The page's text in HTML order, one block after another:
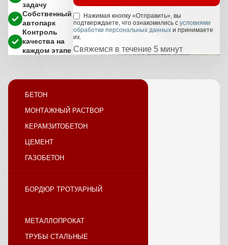
задачу
Собственный
автопарк
Контроль
качества на
каждом этапе
Нажимая кнопку «Отправить», вы
подтверждаете, что ознакомились сусловиями
обработки персональных данных и принимаете
их.
Свяжемся в течение 5 минут
БЕТОН
МОНТАЖНЫЙ РАСТВОР
КЕРАМЗИТОБЕТОН
ЦЕМЕНТ
ГАЗОБЕТОН
БОРДЮР ТРОТУАРНЫЙ
МЕТАЛЛОПРОКАТ
ТРУБЫ СТАЛЬНЫЕ